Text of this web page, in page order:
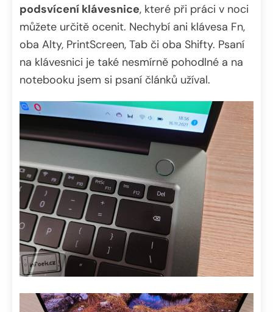
podsvícení klávesnice, které při práci v noci
můžete určitě ocenit. Nechybí ani klávesa Fn,
oba Alty, PrintScreen, Tab či oba Shifty. Psaní
na klávesnici je také nesmírně pohodlné a na
notebooku jsem si psaní článků užíval.